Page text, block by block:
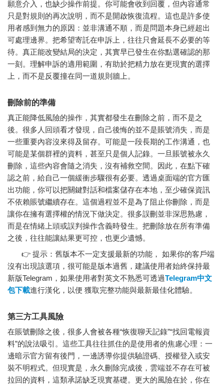
願意介入，也缺少操作前提。你可能會收到回覆，但內容通常
只是對規則的再次說明，而不是開啟恢復流程。這也是許多使
用者感到無力的原因：並非溝通不順，而是問題本身已經超出
可處理邊界。把希望寄託在申訴上，往往只會延長不必要的等
待。真正能改變結局的決定，其實早已發生在你點選確認的那
一刻。理解申訴的適用範圍，有助於把精力放在更現實的選擇
上，而不是反覆撞在同一道規則牆上。
刪除前的準備
真正能降低風險的操作，其實都發生在刪除之前，而不是之
後。很多人回頭看才發現，自己後悔的並不是賬號消失，而是
一些重要內容沒來得及留存。可能是一段長期的工作溝通，也
可能是某個群裡的資料，甚至只是個人記錄。一旦賬號被永久
刪除，這些內容會隨之消失，沒有補救空間。因此，在點下確
認之前，給自己一個緩衝步驟很有必要。透過桌面端的官方匯
出功能，你可以把關鍵對話和檔案儲存在本地，至少確保資訊
不依賴賬號繼續存在。這個過程並不是為了阻止你刪除，而是
讓你在擁有選擇權的情況下做決定。很多誤刪並非深思熟慮，
而是在情緒上頭或誤判操作含義時發生。把刪除放在所有準備
之後，往往能讓結果更可控，也更少遺憾。
👉 提示：舊版本不一定支援最新的功能， 如果你的客戶端
沒有出現該選項，很可能是版本過舊，建議使用者始終保持最
新版Telegram，如果使用者對英文不熟悉可透過Telegram中文
包下載進行漢化，以便 獲取完整功能與最新最佳化體驗。
第三方工具風險
在賬號刪除之後，很多人會被各種“恢復聊天記錄”“找回電報資
料”的說法吸引。這些工具往往抓住的是使用者的焦慮心理：一
邊暗示官方留有後門，一邊誘導你提供驗證碼、授權登入或安
裝不明程式。但現實是，永久刪除完成後，雲端並不存在可被
拉回的資料，這類承諾缺乏現實基礎。更大的風險在於，你在